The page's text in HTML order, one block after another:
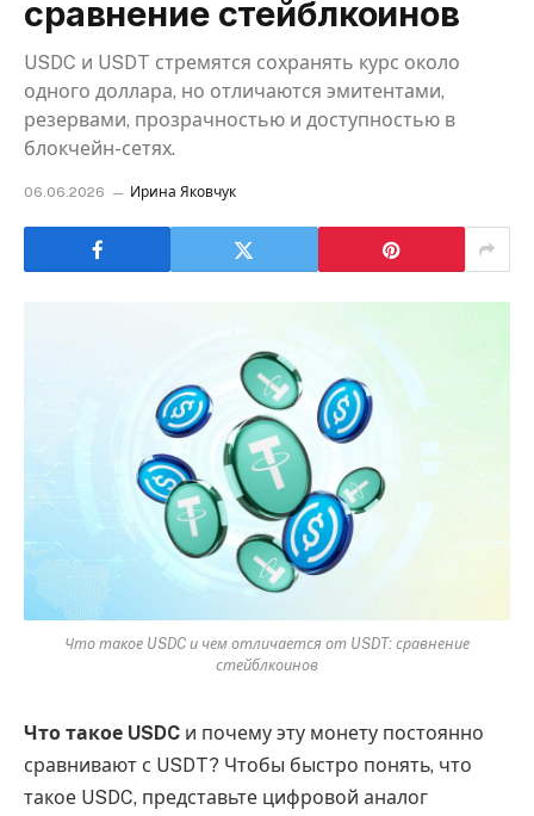
сравнение стейблкоинов
USDC и USDT стремятся сохранять курс около
одного доллара, но отличаются эмитентами,
резервами, прозрачностью и доступностью в
блокчейн-сетях.
06.06.2026 Ирина Яковчук
Что такое USDC и чем отличается от USDT: сравнение
стейблкоинов
Что такое USDC и почему эту монету постоянно
сравнивают с USDT? Чтобы быстро понять, что
такое USDC, представьте цифровой аналог